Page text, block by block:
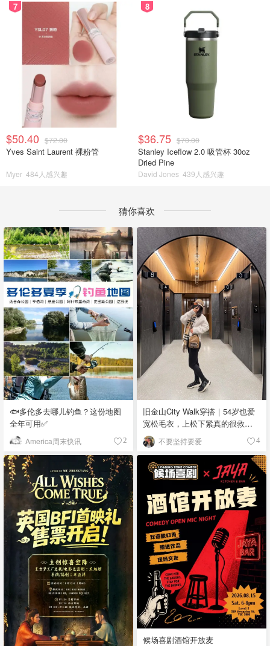
7
$50.40 $72.00
Yves Saint Laurent 裸粉管
Myer 484人感兴趣
8
$36.75 $70.00
Stanley Iceflow 2.0 吸管杯 30oz
Dried Pine
David Jones 439人感兴趣
猜你喜欢
🐟多伦多去哪儿钓鱼？这份地图
全年可用✅
America周末快讯 2
旧金山City Walk穿搭｜54岁也爱
宽松毛衣，上松下紧真的很救比
例
不要坚持要爱 4
候场喜剧酒馆开放麦